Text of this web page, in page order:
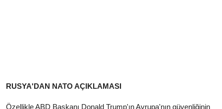
RUSYA'DAN NATO AÇIKLAMASI
Özellikle ABD Başkanı Donald Trump'ın Avrupa'nın güvenliğinin